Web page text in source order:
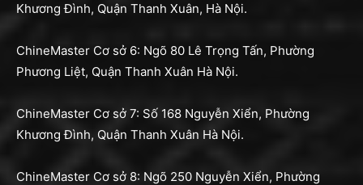
Khương Đình, Quận Thanh Xuân, Hà Nội.
ChineMaster Cơ sở 6: Ngõ 80 Lê Trọng Tấn, Phường
Phương Liệt, Quận Thanh Xuân Hà Nội.
ChineMaster Cơ sở 7: Số 168 Nguyễn Xiển, Phường
Khương Đình, Quận Thanh Xuân Hà Nội.
ChineMaster Cơ sở 8: Ngõ 250 Nguyễn Xiển, Phường